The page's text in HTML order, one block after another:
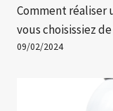
Comment réaliser
vous choisissiez
09/02/2024